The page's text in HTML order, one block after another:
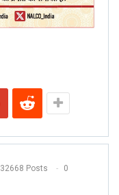
32668 Posts 0